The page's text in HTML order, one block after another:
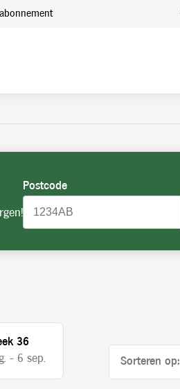
aan. Account aanvragen
Postcode
36
- 6 sep.
Sorteren op: